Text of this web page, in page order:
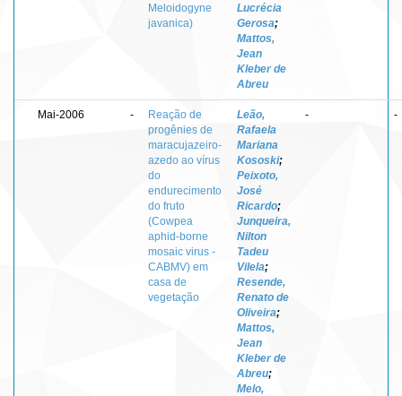
Meloidogyne
javanica)
Lucrécia
Gerosa;
Mattos,
Jean
Kleber de
Abreu
Mai-2006 -
Reação de
progênies de
maracujazeiro-
azedo ao vírus
do
endurecimento
do fruto
(Cowpea
aphid-borne
mosaic virus -
CABMV) em
casa de
vegetação
Leão,
Rafaela
Mariana
Kososki;
Peixoto,
José
Ricardo;
Junqueira,
Nilton
Tadeu
Vilela;
Resende,
Renato de
Oliveira;
Mattos,
Jean
Kleber de
Abreu;
Melo,
- -